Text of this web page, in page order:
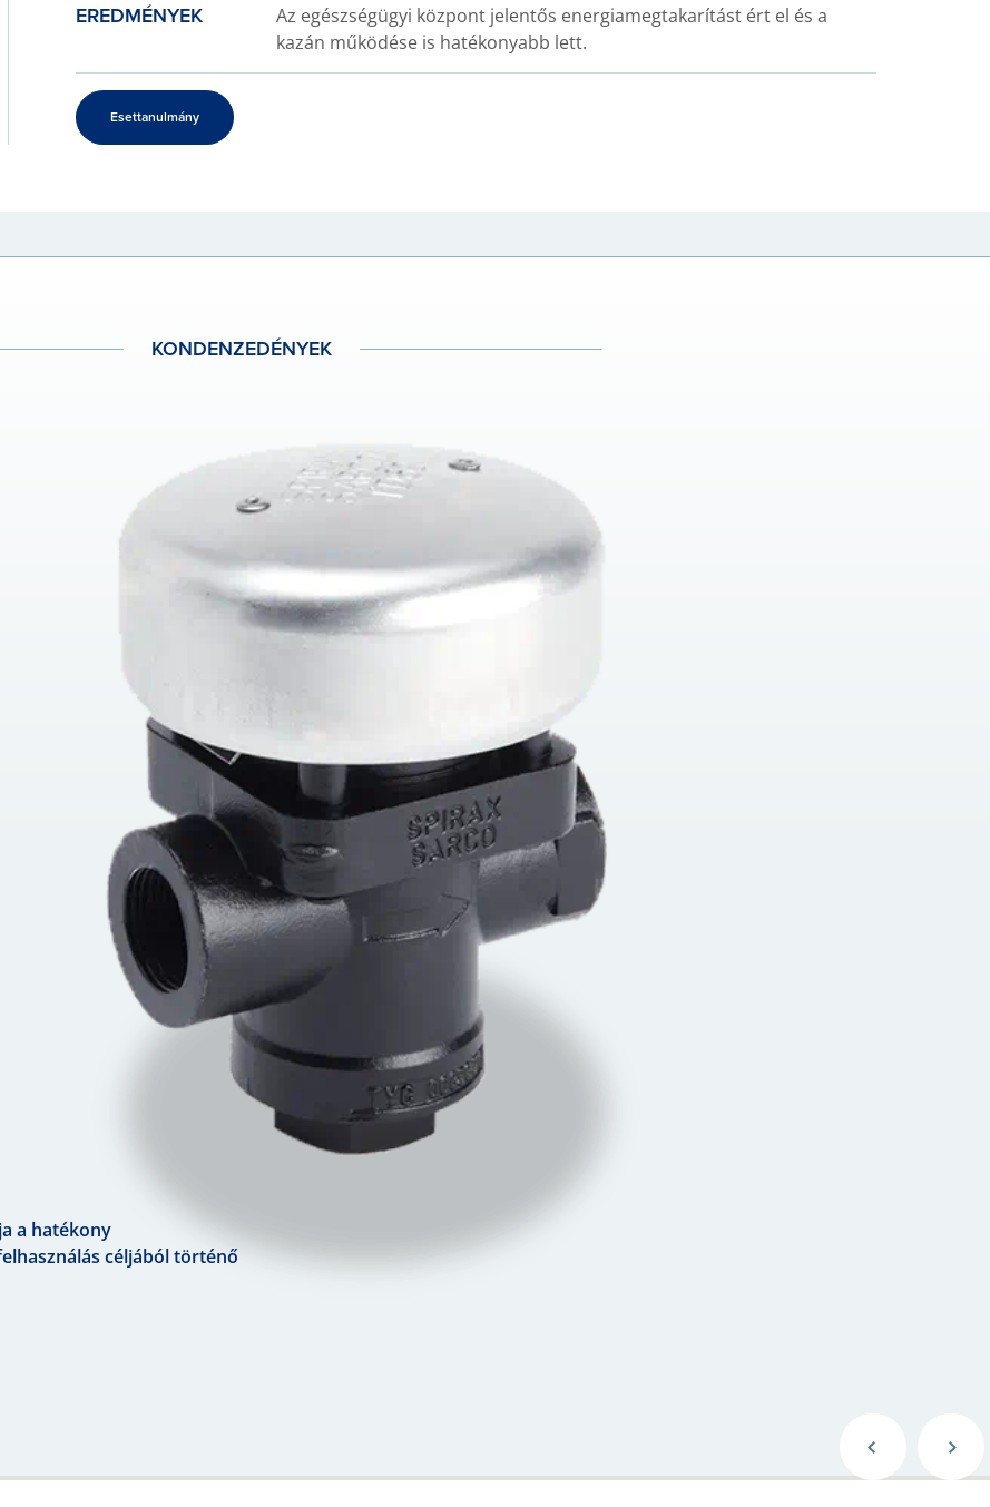
EREDMÉNYEK
Az egészségügyi központ jelentős energiamegtakarítást ért el és a
kazán működése is hatékonyabb lett.
Esettanulmány
KONDENZE­DÉNYEK
a hatékony
céljából történő